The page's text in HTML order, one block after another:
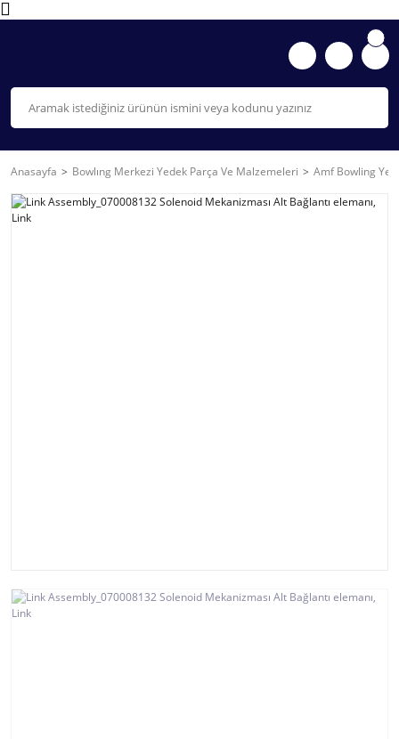
Anasayfa Bowlıng Merkezi Yedek Parça Ve Malzemeleri Amf Bowling